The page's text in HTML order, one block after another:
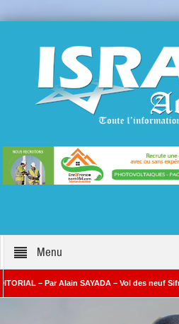
Menu
– Par Alain SAYADA – Vol des neuf Sifrei
Benjamin Netanyahou à l’Iran :